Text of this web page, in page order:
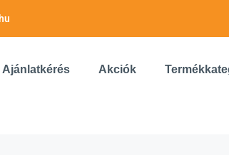
Ajánlatkérés Akciók